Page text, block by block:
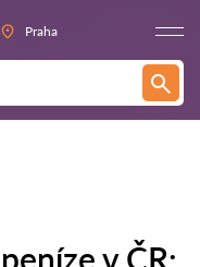
Praha
v ČR: